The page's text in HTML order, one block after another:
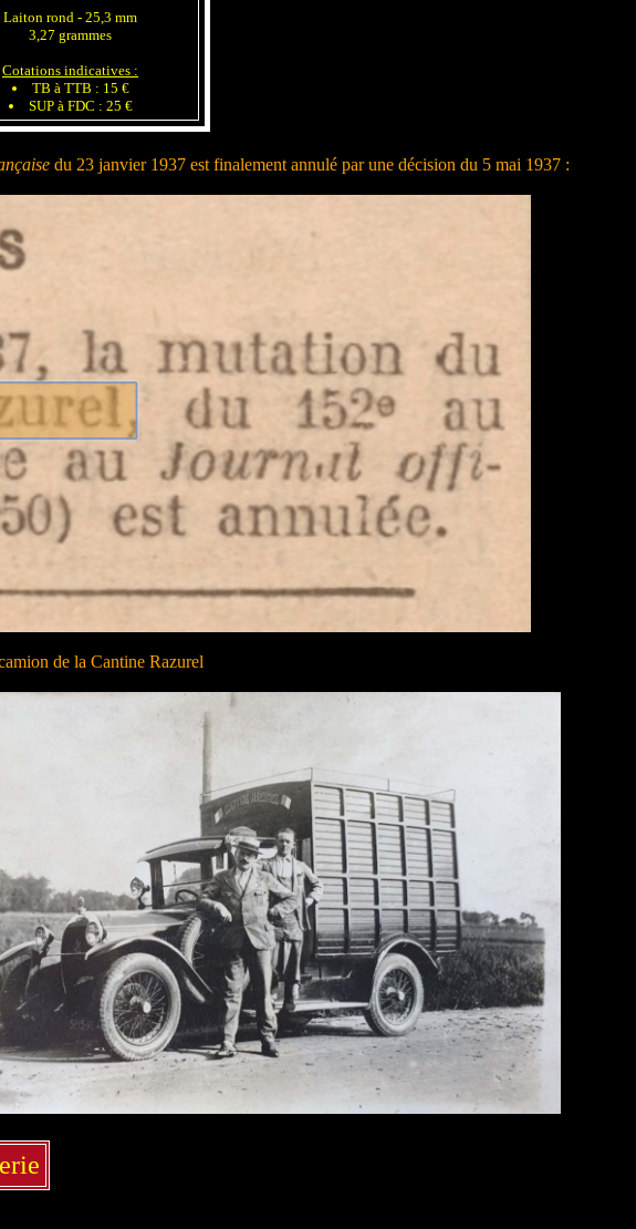
Laiton rond - 25,3 mm
3,27 grammes
Cotations indicatives :
TB à TTB : 15 €
SUP à FDC : 25 €
du 23 janvier 1937 est finalement annulé par une décision du 5 mai 1937 :
de la Cantine Razurel